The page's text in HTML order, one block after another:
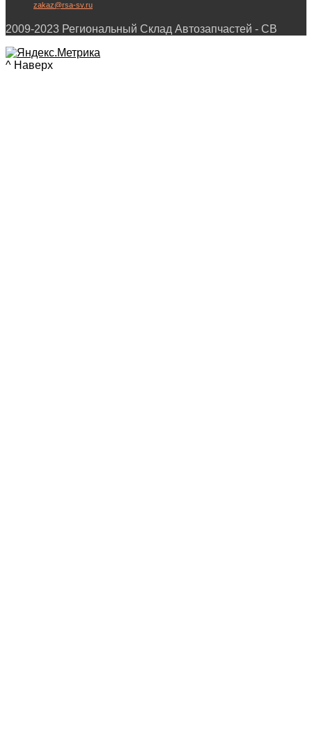
zakaz@rsa-sv.ru
2009-2023 Региональный Склад Автозапчастей - СВ
^ Наверх